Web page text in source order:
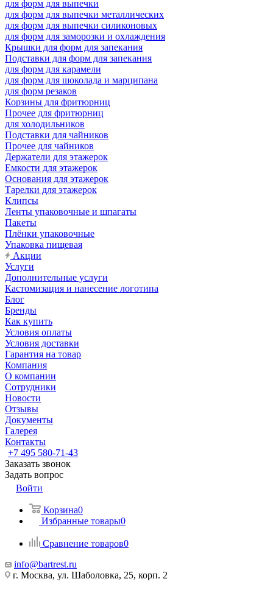
для форм для выпечки
для форм для выпечки металлических
для форм для выпечки силиконовых
для форм для заморозки и охлаждения
Крышки для форм для запекания
Подставки для форм для запекания
для форм для карамели
для форм для шоколада и марципана
для форм резаков
Корзины для фритюрниц
Прочее для фритюрниц
для холодильников
Подставки для чайников
Прочее для чайников
Держатели для этажерок
Емкости для этажерок
Основания для этажерок
Тарелки для этажерок
Клипсы
Ленты упаковочные и шпагаты
Пакеты
Плёнки упаковочные
Упаковка пищевая
Акции
Услуги
Дополнительные услуги
Кастомизация и нанесение логотипа
Блог
Бренды
Как купить
Условия оплаты
Условия доставки
Гарантия на товар
Компания
О компании
Сотрудники
Новости
Отзывы
Документы
Галерея
Контакты
+7 495 580-71-43
Заказать звонок
Задать вопрос
Войти
Корзина0
Избранные товары0
Сравнение товаров0
info@bartrest.ru
г. Москва, ул. Шаболовка, 25, корп. 2